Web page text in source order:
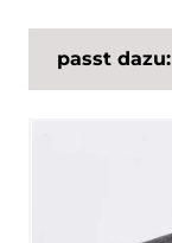
passt dazu: